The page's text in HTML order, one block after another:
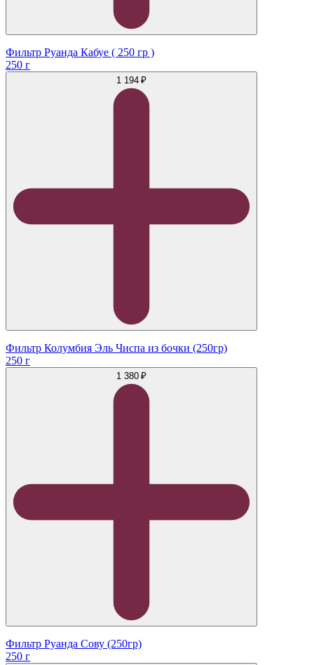
Фильтр Руанда Кабуе ( 250 гр )
250 г
1 194 ₽
Фильтр Колумбия Эль Чиспа из бочки (250гр)
250 г
1 380 ₽
Фильтр Руанда Сову (250гр)
250 г